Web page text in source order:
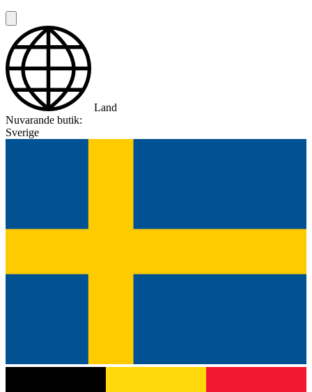
Land
Nuvarande butik:
Sverige